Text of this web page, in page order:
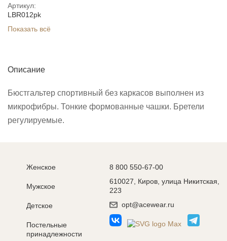
Артикул:
LBR012pk
Показать всё
Описание
Бюстгальтер спортивный без каркасов выполнен из
микрофибры. Тонкие формованные чашки. Бретели
регулируемые.
Женское
Мужское
Детское
Постельные
принадлежности
8 800 550-67-00
610027, Киров, улица Никитская,
223
opt@acewear.ru